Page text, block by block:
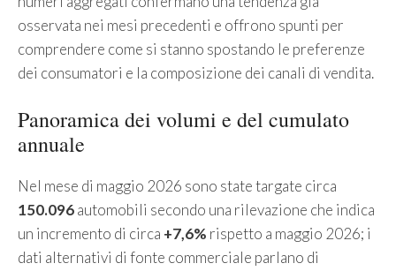
osservata nei mesi precedenti e offrono spunti per
comprendere come si stanno spostando le preferenze
dei consumatori e la composizione dei canali di vendita.
Panoramica dei volumi e del cumulato
annuale
Nel mese di maggio 2026 sono state targate circa
150.096automobili secondo una rilevazione che indica
un incremento di circa +7,6% rispetto a maggio 2026; i
dati alternativi di fonte commerciale parlano di